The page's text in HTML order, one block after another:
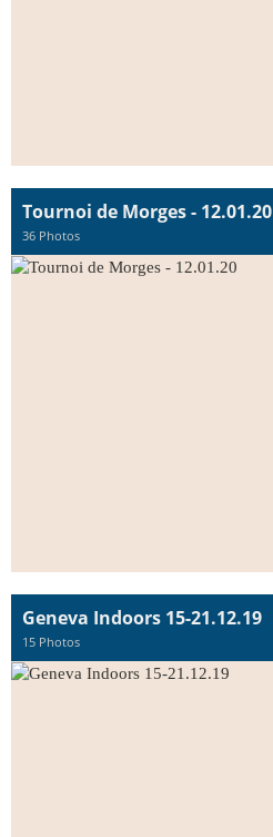
Tournoi de Morges - 12.01.20
36 Photos
Geneva Indoors 15-21.12.19
15 Photos